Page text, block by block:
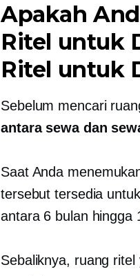
Apakah
Ritel untuk
Ritel untuk
Sebelum mencari
antara sewa dan
Saat Anda
tersebut tersedia
antara 6 bulan hingga
Sebaliknya, ruang